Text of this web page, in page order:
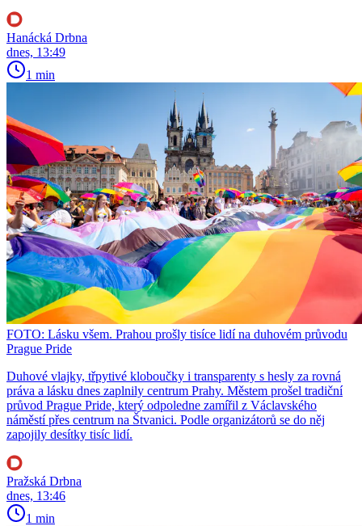
Hanácká Drbna
dnes, 13:49
1 min
FOTO: Lásku všem. Prahou prošly tisíce lidí na duhovém průvodu
Prague Pride
Duhové vlajky, třpytivé kloboučky i transparenty s hesly za rovná
práva a lásku dnes zaplnily centrum Prahy. Městem prošel tradiční
průvod Prague Pride, který odpoledne zamířil z Václavského
náměstí přes centrum na Štvanici. Podle organizátorů se do něj
zapojily desítky tisíc lidí.
Pražská Drbna
dnes, 13:46
1 min